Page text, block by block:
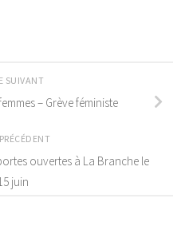
SUIVANT
– Grève féministe
ouvertes à La Branche le
juin